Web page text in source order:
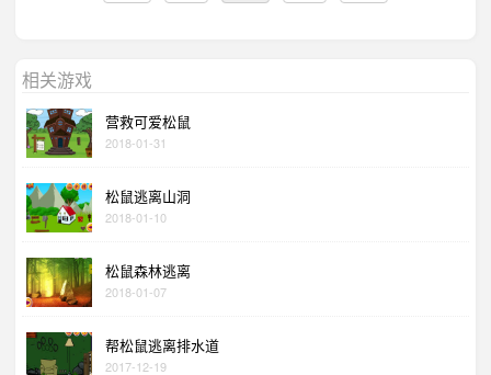
相关游戏
营救可爱松鼠
2018-01-31
松鼠逃离山洞
2018-01-10
松鼠森林逃离
2018-01-07
帮松鼠逃离排水道
2017-12-19